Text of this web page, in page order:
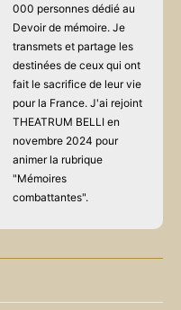
000 personnes dédié au
Devoir de mémoire. Je
transmets et partage les
destinées de ceux qui ont
fait le sacrifice de leur vie
pour la France. J'ai rejoint
THEATRUM BELLI en
novembre 2024 pour
animer la rubrique
"Mémoires
combattantes".